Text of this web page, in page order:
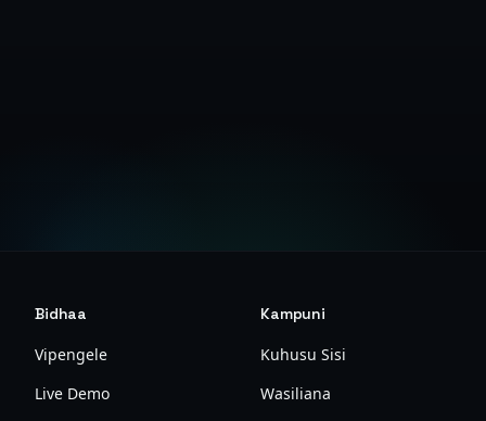
Bidhaa
Vipengele
Live Demo
Kampuni
Kuhusu Sisi
Wasiliana